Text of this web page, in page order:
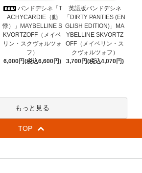
バンドデシネ「T
ACHYCARDIE（動
悸）」MAYBELLINE S
KVORTZOFF（メイベ
リン・スクヴォルツォ
フ）
6,000円(税込6,600円)
英語版バンドデシネ
「DIRTY PANTIES (EN
GLISH EDITION)」MA
YBELLINE SKVORTZ
OFF（メイベリン・ス
クヴォルツォフ）
3,700円(税込4,070円)
もっと見る
TOP